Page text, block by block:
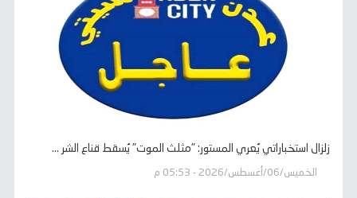
زلزال استخباراتي يُعري المستور: "مثلث الموت" يُسقط قناع الشر ...
الخميس/06/أغسطس/2026 - 05:53 م